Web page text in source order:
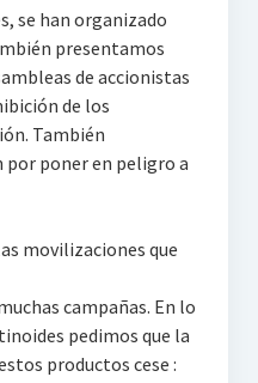
se han organizado
presentamos
de accionistas
de los
También
por poner en peligro a
movilizaciones que
campañas. En lo
pedimos que la
productos cese :